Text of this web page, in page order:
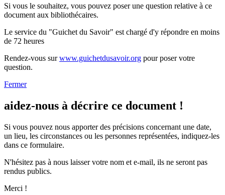
Si vous le souhaitez, vous pouvez poser une question relative à ce
document aux bibliothécaires.
Le service du "Guichet du Savoir" est chargé d'y répondre en moins
de 72 heures
Rendez-vous surwww.guichetdusavoir.org pour poser votre
question.
Fermer
aidez-nous à décrire ce document !
Si vous pouvez nous apporter des précisions concernant une date,
un lieu, les circonstances ou les personnes représentées, indiquez-les
dans ce formulaire.
N'hésitez pas à nous laisser votre nom et e-mail, ils ne seront pas
rendus publics.
Merci !